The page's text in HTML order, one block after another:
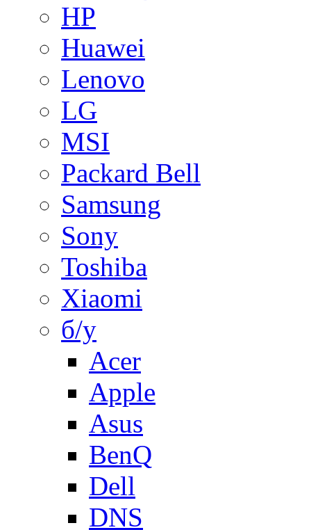
HP
Huawei
Lenovo
LG
MSI
Packard Bell
Samsung
Sony
Toshiba
Xiaomi
б/у
Acer
Apple
Asus
BenQ
Dell
DNS